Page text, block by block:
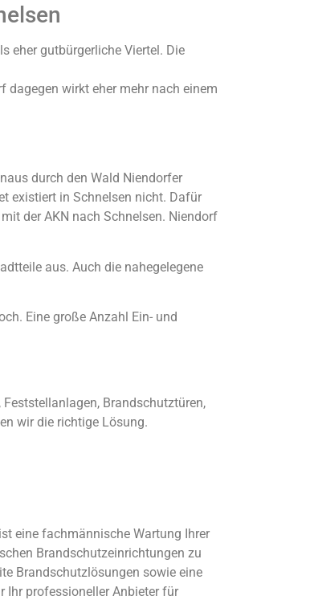
eher gutbürgerliche Viertel. Die
dagegen wirkt eher mehr nach einem
durch den Wald Niendorfer
existiert in Schnelsen nicht. Dafür
der AKN nach Schnelsen. Niendorf
aus. Auch die nahegelegene
Eine große Anzahl Ein- und
Brandschutztüren,
wir die richtige Lösung.
eine fachmännische Wartung Ihrer
Brandschutzeinrichtungen zu
Brandschutzlösungen sowie eine
Ihr professioneller Anbieter für